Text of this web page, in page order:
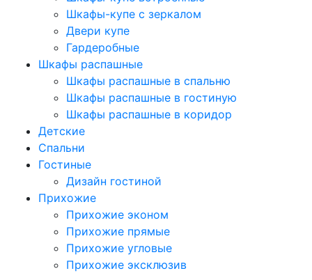
Шкафы-купе с зеркалом
Двери купе
Гардеробные
Шкафы распашные
Шкафы распашные в спальню
Шкафы распашные в гостиную
Шкафы распашные в коридор
Детские
Спальни
Гостиные
Дизайн гостиной
Прихожие
Прихожие эконом
Прихожие прямые
Прихожие угловые
Прихожие эксклюзив